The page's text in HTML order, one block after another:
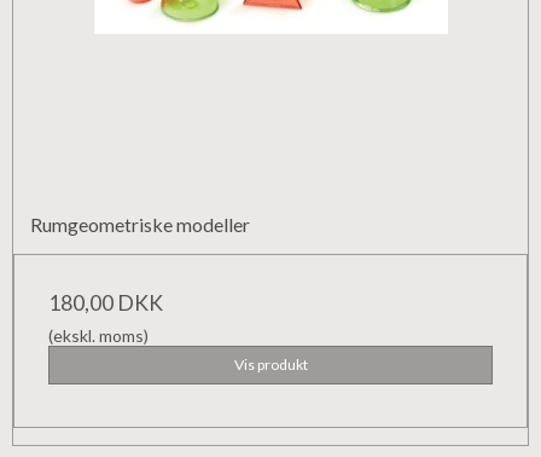
Rumgeometriske modeller
180,00 DKK
(ekskl. moms)
Vis produkt